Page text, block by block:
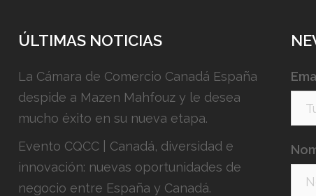
ÚLTIMAS NOTICIAS
La Cámara de Comercio Canadá España
despide a Mazen Mahfouz y le desea
mucho éxito en su nueva etapa.
Evento CQCC | Canadá, diversidad e
innovación: nuevas oportunidades de
negocio entre España y Canadá.